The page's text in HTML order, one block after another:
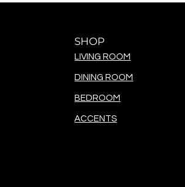
SHOP
LIVING ROOM
DINING ROOM
BEDROOM
ACCENTS